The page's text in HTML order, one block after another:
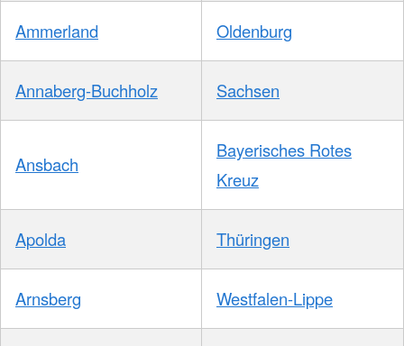
Ammerland Oldenburg
Annaberg-Buchholz Sachsen
Ansbach
Bayerisches Rotes
Kreuz
Apolda Thüringen
Arnsberg Westfalen-Lippe